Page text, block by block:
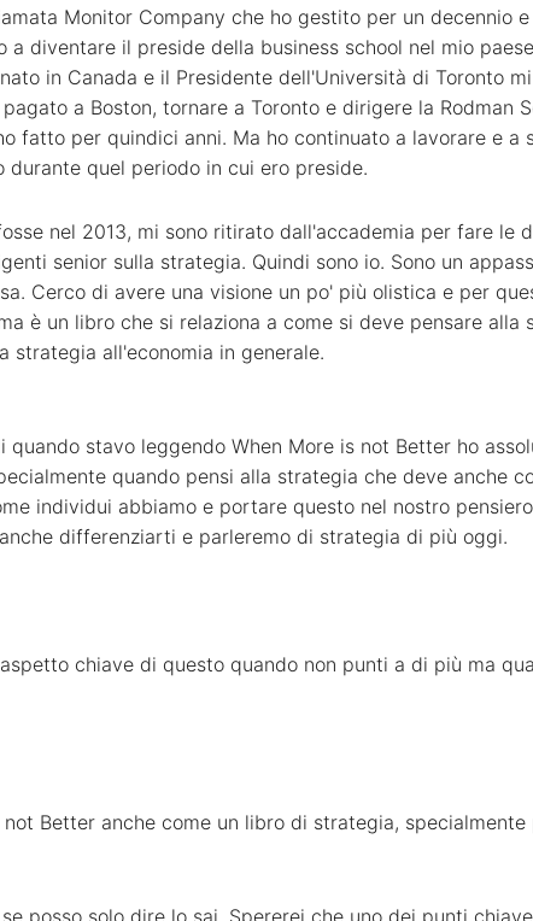
Monitor Company che ho gestito per un decennio
a diventare il preside della business school nel mio
in Canada e il Presidente dell'Università di Toronto
a Boston, tornare a Toronto e dirigere la Rodman
fatto per quindici anni. Ma ho continuato a lavorare e a
quel periodo in cui ero preside.
nel 2013, mi sono ritirato dall'accademia per fare le
senior sulla strategia. Quindi sono io. Sono un
Cerco di avere una visione un po' più olistica e per
è un libro che si relaziona a come si deve pensare alla
strategia all'economia in generale.
quando stavo leggendo When More is not Better ho
quando pensi alla strategia che deve anche
individui abbiamo e portare questo nel nostro
differenziarti e parleremo di strategia di più oggi.
chiave di questo quando non punti a di più ma
Better anche come un libro di strategia, specialmente
posso solo dire lo sai. Spererei che uno dei punti